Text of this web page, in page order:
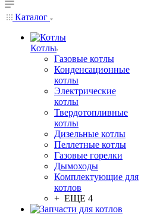
Каталог
Котлы
Газовые котлы
Конденсационные
котлы
Электрические
котлы
Твердотопливные
котлы
Дизельные котлы
Пеллетные котлы
Газовые горелки
Дымоходы
Комплектующие для
котлов
+ ЕЩЕ 4